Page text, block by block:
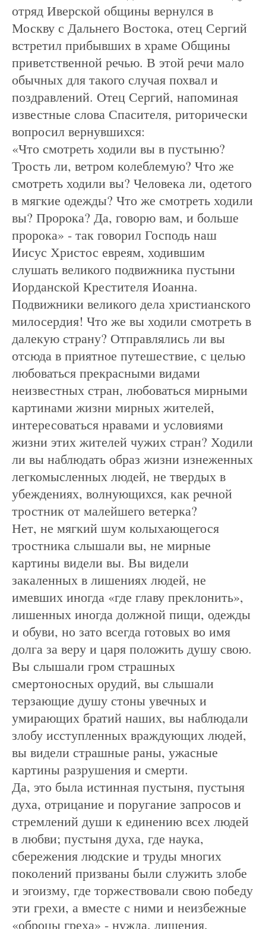
отряд Иверской общины вернулся в
Москву с Дальнего Востока, отец Сергий
встретил прибывших в храме Общины
приветственной речью. В этой речи мало
обычных для такого случая похвал и
поздравлений. Отец Сергий, напоминая
известные слова Спасителя, риторически
вопросил вернувшихся:
«Что смотреть ходили вы в пустыню?
Трость ли, ветром колеблемую? Что же
смотреть ходили вы? Человека ли, одетого
в мягкие одежды? Что же смотреть ходили
вы? Пророка? Да, говорю вам, и больше
пророка» - так говорил Господь наш
Иисус Христос евреям, ходившим
слушать великого подвижника пустыни
Иорданской Крестителя Иоанна.
Подвижники великого дела христианского
милосердия! Что же вы ходили смотреть в
далекую страну? Отправлялись ли вы
отсюда в приятное путешествие, с целью
любоваться прекрасными видами
неизвестных стран, любоваться мирными
картинами жизни мирных жителей,
интересоваться нравами и условиями
жизни этих жителей чужих стран? Ходили
ли вы наблюдать образ жизни изнеженных
легкомысленных людей, не твердых в
убеждениях, волнующихся, как речной
тростник от малейшего ветерка?
Нет, не мягкий шум колыхающегося
тростника слышали вы, не мирные
картины видели вы. Вы видели
закаленных в лишениях людей, не
имевших иногда «где главу преклонить»,
лишенных иногда должной пищи, одежды
и обуви, но зато всегда готовых во имя
долга за веру и царя положить душу свою.
Вы слышали гром страшных
смертоносных орудий, вы слышали
терзающие душу стоны увечных и
умирающих братий наших, вы наблюдали
злобу исступленных враждующих людей,
вы видели страшные раны, ужасные
картины разрушения и смерти.
Да, это была истинная пустыня, пустыня
духа, отрицание и поругание запросов и
стремлений души к единению всех людей
в любви; пустыня духа, где наука,
сбережения людские и труды многих
поколений призваны были служить злобе
и эгоизму, где торжествовали свою победу
эти грехи, а вместе с ними и неизбежные
«оброцы греха» - нужда, лишения,